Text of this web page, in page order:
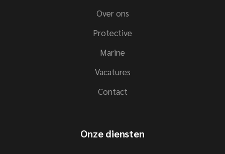
Over ons
Protective
Marine
Vacatures
Contact
Onze diensten